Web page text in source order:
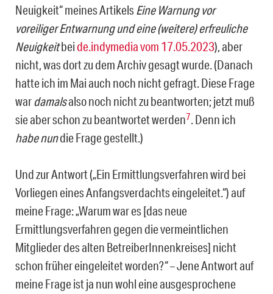
Neuigkeit“ meines ArtikelsEine Warnung vor
voreiliger Entwarnung und eine (weitere) erfreuliche
Neuigkeitbeide.indymedia vom 17.05.2023), aber
nicht, was dort zu dem Archiv gesagt wurde. (Danach
hatte ich im Mai auch noch nicht gefragt. Diese Frage
wardamalsalso noch nicht zu beantworten; jetzt muß
sie aber schon zu beantwortet werden7. Denn ich
habe nundie Frage gestellt.)
Und zur Antwort („Ein Ermittlungsverfahren wird bei
Vorliegen eines Anfangsverdachts eingeleitet.“) auf
meine Frage: „Warum war es [das neue
Ermittlungsverfahren gegen die vermeintlichen
Mitglieder des alten BetreiberInnenkreises] nicht
schon früher eingeleitet worden?“ – Jene Antwort auf
meine Frage ist ja nun wohl eine ausgesprochene